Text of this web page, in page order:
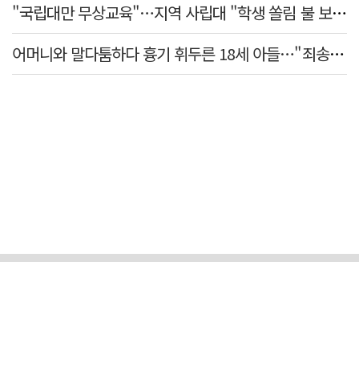
"국립대만 무상교육"…지역 사립대 "학생 쏠림 불 보듯"
어머니와 말다툼하다 흉기 휘두른 18세 아들…"죄송하지 않나" 묻자 침묵